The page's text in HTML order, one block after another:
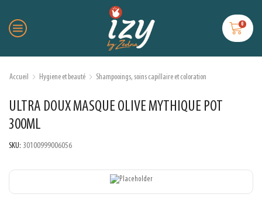
0
Accueil Hygiene et beauté Shampooings, soins capillaire et coloration
ULTRA DOUX MASQUE OLIVE MYTHIQUE POT
300ML
SKU: 30100999006056